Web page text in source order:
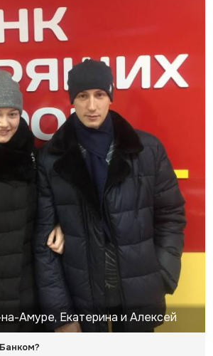
Амуре, Екатерина и Алексей